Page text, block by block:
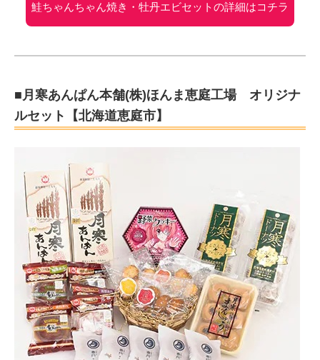
鮭ちゃんちゃん焼き・牡丹エビセットの詳細はコチラ
■月寒あんぱん本舗(株)ほんま恵庭工場 オリジナ
ルセット【北海道恵庭市】